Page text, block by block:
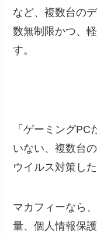
など、複数台の
数無制限かつ、
す。
「ゲーミング
いない、複数台
ウイルス対策し
マカフィーなら
量、個人情報保